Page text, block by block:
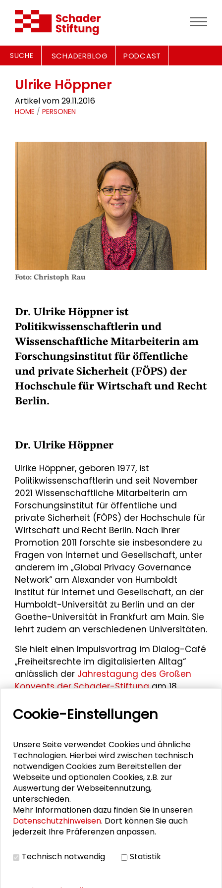
SUCHE SCHADERBLOG PODCAST
Ulrike Höppner
Artikel vom 29.11.2016
HOME / PERSONEN
Foto: Christoph Rau
Dr. Ulrike Höppner ist
Politikwissenschaftlerin und
Wissenschaftliche Mitarbeiterin am
Forschungsinstitut für öffentliche
und private Sicherheit (FÖPS) der
Hochschule für Wirtschaft und Recht
Berlin.
Dr. Ulrike Höppner
Ulrike Höppner, geboren 1977, ist
Politikwissenschaftlerin und seit November
2021 Wissenschaftliche Mitarbeiterin am
Forschungsinstitut für öffentliche und
private Sicherheit (FÖPS) der Hochschule für
Wirtschaft und Recht Berlin. Nach ihrer
Promotion 2011 forschte sie insbesondere zu
Fragen von Internet und Gesellschaft, unter
anderem im „Global Privacy Governance
Network“ am Alexander von Humboldt
Institut für Internet und Gesellschaft, an der
Humboldt-Universität zu Berlin und an der
Goethe-Universität in Frankfurt am Main. Sie
lehrt zudem an verschiedenen Universitäten.
Sie hielt einen Impulsvortrag im Dialog-Café
„Freiheitsrechte im digitalisierten Alltag“
anlässlich der Jahrestagung des Großen
Konvents der Schader-Stiftungam 18.
des Großen Konvents der Stiftung und
regelmäßig Teilnehmerin der
Personen im Kontext
Anke Domscheit-Berg
Claus Leggewie
Katharina Anna Zweig
Cookie-Einstellungen
Unsere Seite verwendet Cookies und ähnliche
Technologien. Hierbei wird zwischen technisch
notwendigen Cookies zum Bereitstellen der
Webseite und optionalen Cookies, z.B. zur
Auswertung der Webseitennutzung,
unterschieden.
Mehr Informationen dazu finden Sie in unseren
Datenschutzhinweisen. Dort können Sie auch
jederzeit Ihre Präferenzen anpassen.
Technisch notwendig Statistik